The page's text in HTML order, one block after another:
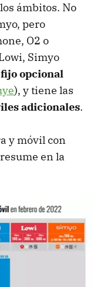
ámbitos. No
pero
O2 o
Simyo
fijo opcional
), y tiene las
adicionales.
y móvil con
en la